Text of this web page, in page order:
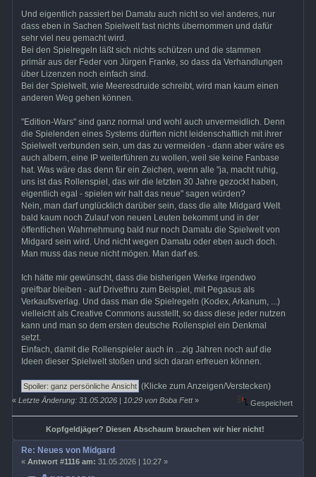
Und eigentlich passiert bei Damatu auch nicht so viel anderes, nur
dass eben in Sachen Spielwelt fast nichts übernommen und dafür
sehr viel neu gemacht wird.
Bei den Spielregeln läßt sich nichts schützen und die stammen
primär aus der Feder von Jürgen Franke, so dass da Verhandlungen
über Lizenzen noch einfach sind.
Bei der Spielwelt, wie Meeresdruide schreibt, wird man kaum einen
anderen Weg gehen können.
"Edition-Wars" sind ganz normal und wohl auch unvermeidlich. Denn
die Spielenden eines Systems dürften nicht leidenschaftlich mit ihrer
Spielwelt verbunden sein, um das zu vermeiden - dann aber wäre es
auch albern, eine IP weiterführen zu wollen, weil sie keine Fanbase
hat. Was wäre das denn für ein Zeichen, wenn alle "ja, macht ruhig,
uns ist das Rollenspiel, das wir die letzten 30 Jahre gezockt haben,
eigentlich egal - spielen wir halt das neue" sagen würden?
Nein, man darf unglücklich darüber sein, dass die alte Midgard Welt
bald kaum noch Zulauf von neuen Leuten bekommt und in der
öffentlichen Wahrnehmung bald nur noch Damatu die Spielwelt von
Midgard sein wird. Und nicht wegen Damatu oder eben auch doch.
Man muss das neue nicht mögen. Man darf es.
Ich hätte mir gewünscht, dass die bisherigen Werke irgendwo
greifbar bleiben - auf Drivethru zum Beispiel, mit Pegasus als
Verkaufsverlag. Und dass man die Spielregeln (Kodex, Arkanum, ...)
vielleicht als Creative Commons ausstellt, so dass diese jeder nutzen
kann und man so dem ersten deutsche Rollenspiel ein Denkmal
setzt.
Einfach, damit die Rollenspieler auch in ...zig Jahren noch auf die
Ideen dieser Spielwelt stoßen und sich daran erfreuen können.
(Klicke zum Anzeigen/Verstecken)
«Letzte Änderung: 31.05.2026 | 10:29 von Boba Fett» Gespeichert
Kopfgeldjäger? Diesen Abschaum brauchen wir hier nicht!
Re: Neues von Midgard
« Antwort #1116 am: 31.05.2026 | 10:27 »